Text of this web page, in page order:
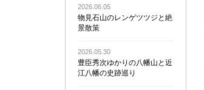
2026.06.05
物見石山のレンゲツツジと絶
景散策
2026.05.30
豊臣秀次ゆかりの八幡山と近
江八幡の史跡巡り